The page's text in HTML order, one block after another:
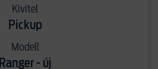
Kivitel
Pickup
Modell
Ranger - új